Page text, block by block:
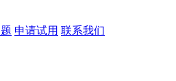
申请试用 联系我们